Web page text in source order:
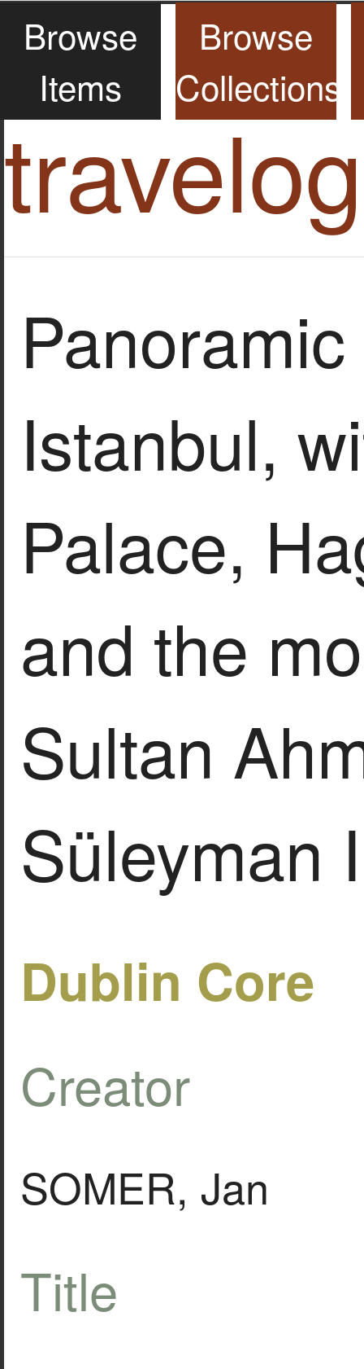
Browse
Items
Browse
Collections
Istanbul,
Palace,
and the
Sultan
Süleyman
Dublin Core
Creator
SOMER, Jan
Title